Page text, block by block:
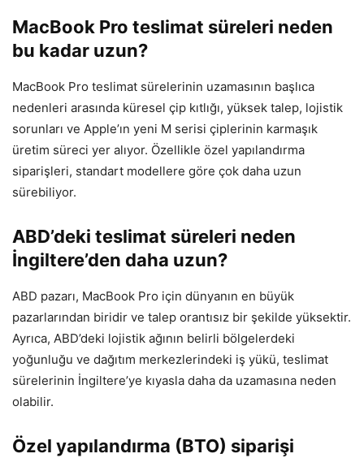
MacBook Pro teslimat süreleri neden
bu kadar uzun?
MacBook Pro teslimat sürelerinin uzamasının başlıca
nedenleri arasında küresel çip kıtlığı, yüksek talep, lojistik
sorunları ve Apple’ın yeni M serisi çiplerinin karmaşık
üretim süreci yer alıyor. Özellikle özel yapılandırma
siparişleri, standart modellere göre çok daha uzun
sürebiliyor.
ABD’deki teslimat süreleri neden
İngiltere’den daha uzun?
ABD pazarı, MacBook Pro için dünyanın en büyük
pazarlarından biridir ve talep orantısız bir şekilde yüksektir.
Ayrıca, ABD’deki lojistik ağının belirli bölgelerdeki
yoğunluğu ve dağıtım merkezlerindeki iş yükü, teslimat
sürelerinin İngiltere’ye kıyasla daha da uzamasına neden
olabilir.
Özel yapılandırma (BTO) siparişi